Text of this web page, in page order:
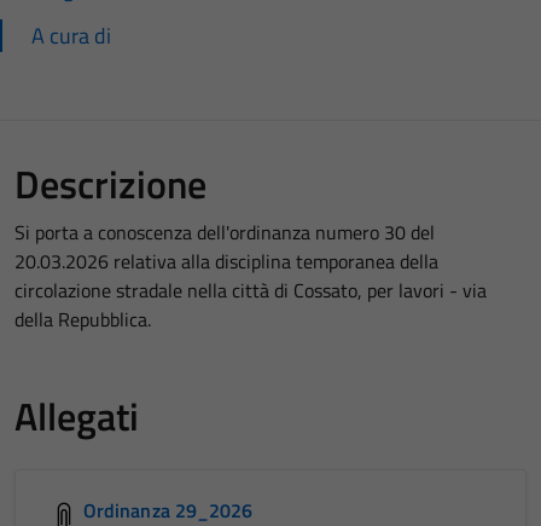
A cura di
Descrizione
Si porta a conoscenza dell'ordinanza numero 30 del
20.03.2026 relativa alla disciplina temporanea della
circolazione stradale nella città di Cossato, per lavori - via
della Repubblica.
Allegati
Ordinanza 29_2026